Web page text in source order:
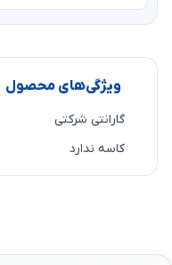
ویژگی‌های محصول
گارانتی شرکتی
کاسه ندارد